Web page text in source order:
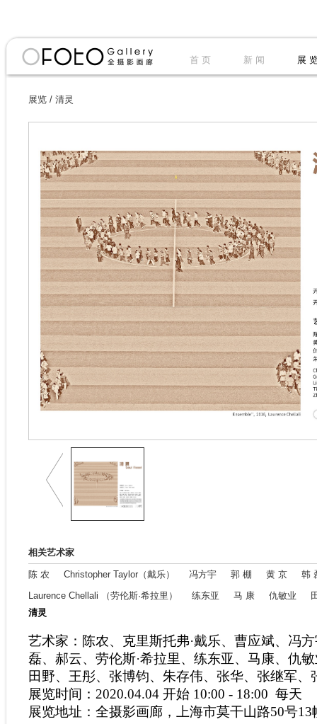
首 页 新 闻 展
展览 / 清灵
相关艺术家
陈 农 Christopher Taylor（戴乐） 冯方宇 郭 棚 黄 京
韩
Laurence Chellali （劳伦斯·希拉里）
练东亚 马 康 仇敏业
张卫星
清灵
艺术家：陈农、克里斯托弗·戴乐、曹应斌、冯
磊、郝云、劳伦斯·希拉里、练东亚、马康、仇
田野、王彤、张博钧、朱存伟、张华、张继军、
展览时间：2020.04.04 开始 10:00 - 18:00 每天
展览地址：全摄影画廊，上海市莫干山路50号13